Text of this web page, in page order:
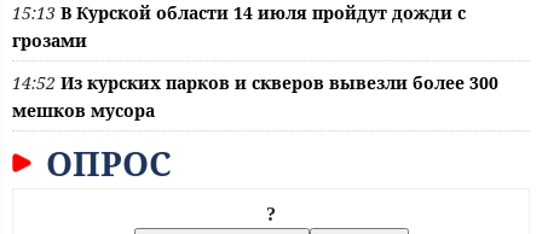
15:13 В Курской области 14 июля пройдут дожди с
грозами
14:52 Из курских парков и скверов вывезли более 300
мешков мусора
ОПРОС
?